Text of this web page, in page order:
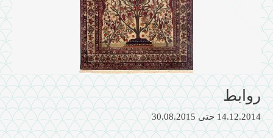
روابط
14.12.2014 حتى30.08.2015